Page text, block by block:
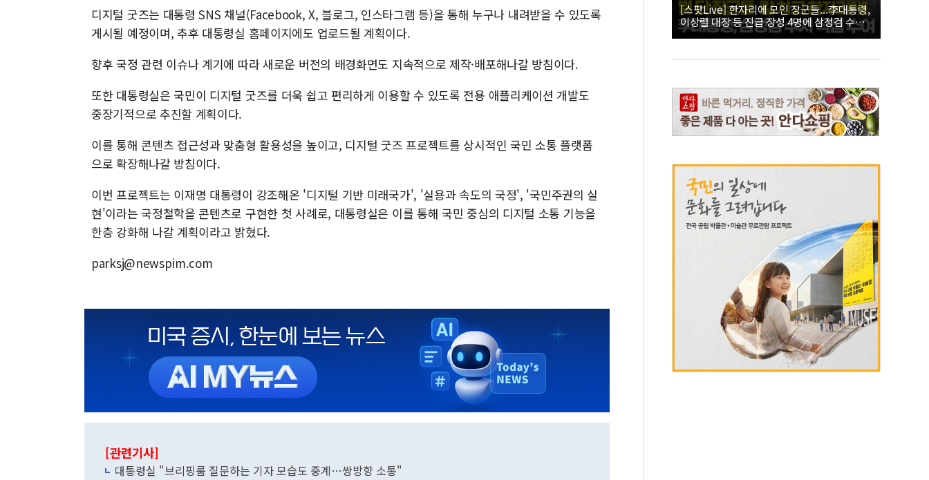
디지털 굿즈는 대통령 SNS 채널(Facebook, X, 블로그, 인스타그램 등)을 통해 누구나 내려받을 수 있도록
게시될 예정이며, 추후 대통령실 홈페이지에도 업로드될 계획이다.
향후 국정 관련 이슈나 계기에 따라 새로운 버전의 배경화면도 지속적으로 제작·배포해나갈 방침이다.
또한 대통령실은 국민이 디지털 굿즈를 더욱 쉽고 편리하게 이용할 수 있도록 전용 애플리케이션 개발도
중장기적으로 추진할 계획이다.
이를 통해 콘텐츠 접근성과 맞춤형 활용성을 높이고, 디지털 굿즈 프로젝트를 상시적인 국민 소통 플랫폼
으로 확장해나갈 방침이다.
이번 프로젝트는 이재명 대통령이 강조해온 '디지털 기반 미래국가', '실용과 속도의 국정', '국민주권의 실
현'이라는 국정철학을 콘텐츠로 구현한 첫 사례로, 대통령실은 이를 통해 국민 중심의 디지털 소통 기능을
한층 강화해 나갈 계획이라고 밝혔다.
parksj@newspim.com
[관련기사]
대통령실 "브리핑룸 질문하는 기자 모습도 중계…쌍방향 소통"
[스팟Live] 한자리에 모인 장군들...李대통령,
이상렬 대장 등 진급 장성 4명에 삼정검 수치
직접 수여｜26.08.07 장성 진급·삼정검 수치